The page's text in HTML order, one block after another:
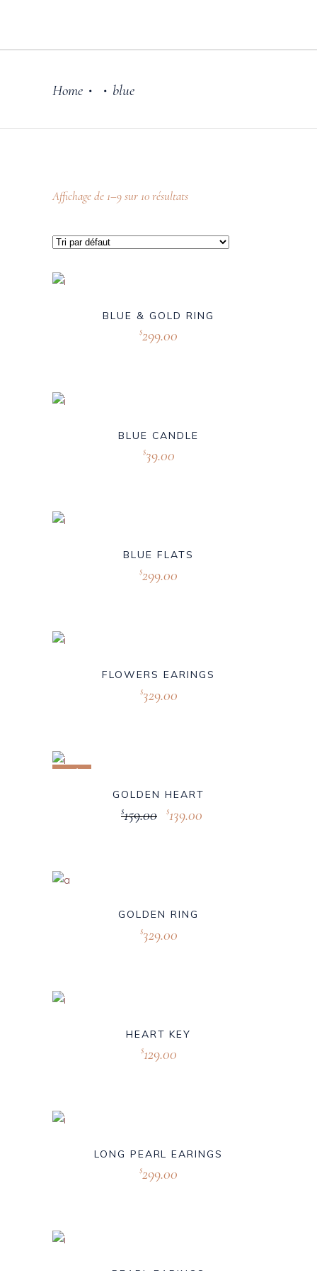
Home • • blue
Affichage de 1–9 sur 10 résultats
BLUE & GOLD RING
$299.00
BLUE CANDLE
$39.00
BLUE FLATS
$299.00
FLOWERS EARINGS
$329.00
Sale
GOLDEN HEART
$159.00 $139.00
GOLDEN RING
$329.00
HEART KEY
$129.00
LONG PEARL EARINGS
$299.00